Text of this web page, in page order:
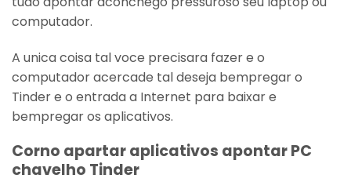
computador.
A unica coisa tal voce precisara fazer e o
computador acercade tal deseja bempregar o
Tinder e o entrada a Internet para baixar e
bempregar os aplicativos.
Corno apartar aplicativos apontar PC
chavelho Tinder